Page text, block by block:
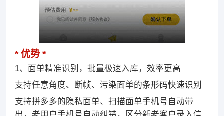
优势
1、面单精准识别，批量极速入库，效率更高
支持任意角度、断帧、污染面单的条形码快速识别
支持拼多多的隐私面单、扫描面单手机号自动带